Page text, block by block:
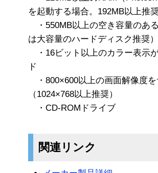
を起動する場合。192MB以上推
・550MB以上の空き容量のあ
は大容量のハードディスク推奨）
・16ビット以上のカラー表示
ド
・800×600以上の画面解像度
（1024×768以上推奨）
・CD-ROMドライブ
関連リンク